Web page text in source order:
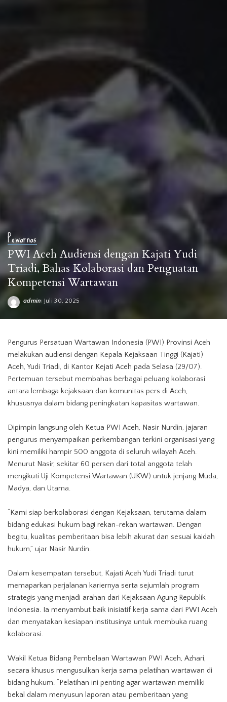
Powarnas
PWI Aceh Audiensi dengan Kajati Yudi
Triadi, Bahas Kolaborasi dan Penguatan
Kompetensi Wartawan
Posted
admin Juli 30, 2025
Pengurus Persatuan Wartawan Indonesia (PWI) Provinsi Aceh
melakukan audiensi dengan Kepala Kejaksaan Tinggi (Kajati)
Aceh, Yudi Triadi, di Kantor Kejati Aceh pada Selasa (29/07).
Pertemuan tersebut membahas berbagai peluang kolaborasi
antara lembaga kejaksaan dan komunitas pers di Aceh,
khususnya dalam bidang peningkatan kapasitas wartawan.
Dipimpin langsung oleh Ketua PWI Aceh, Nasir Nurdin, jajaran
pengurus menyampaikan perkembangan terkini organisasi yang
kini memiliki hampir 500 anggota di seluruh wilayah Aceh.
Menurut Nasir, sekitar 60 persen dari total anggota telah
mengikuti Uji Kompetensi Wartawan (UKW) untuk jenjang Muda,
Madya, dan Utama.
“Kami siap berkolaborasi dengan Kejaksaan, terutama dalam
bidang edukasi hukum bagi rekan-rekan wartawan. Dengan
begitu, kualitas pemberitaan bisa lebih akurat dan sesuai kaidah
hukum,” ujar Nasir Nurdin.
Dalam kesempatan tersebut, Kajati Aceh Yudi Triadi turut
memaparkan perjalanan kariernya serta sejumlah program
strategis yang menjadi arahan dari Kejaksaan Agung Republik
Indonesia. Ia menyambut baik inisiatif kerja sama dari PWI Aceh
dan menyatakan kesiapan institusinya untuk membuka ruang
kolaborasi.
Wakil Ketua Bidang Pembelaan Wartawan PWI Aceh, Azhari,
secara khusus mengusulkan kerja sama pelatihan wartawan di
bidang hukum. “Pelatihan ini penting agar wartawan memiliki
bekal dalam menyusun laporan atau pemberitaan yang